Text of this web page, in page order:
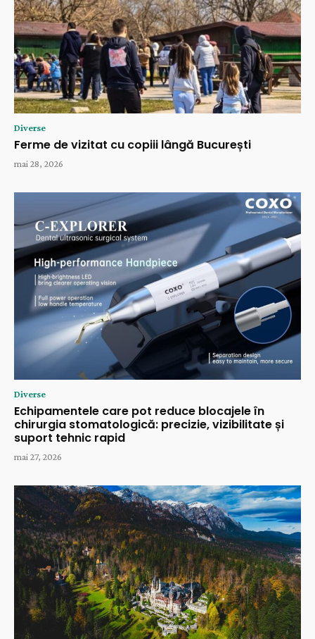
Diverse
Ferme de vizitat cu copiii lângă București
mai 28, 2026
Diverse
Echipamentele care pot reduce blocajele în
chirurgia stomatologică: precizie, vizibilitate și
suport tehnic rapid
mai 27, 2026